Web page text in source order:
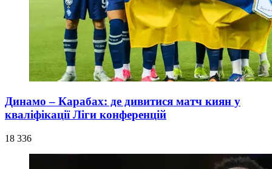
Динамо – Карабах: де дивитися матч киян у
кваліфікації Ліги конференцій
18 336